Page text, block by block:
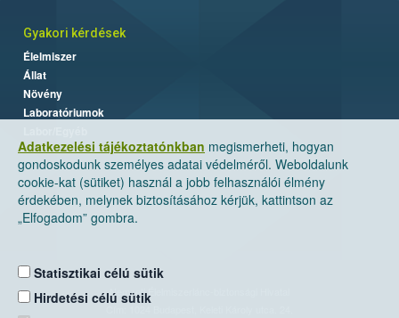
Adatkezelési tájékoztatónkban megismerheti, hogyan
gondoskodunk személyes adatai védelméről. Weboldalunk
cookie-kat (sütiket) használ a jobb felhasználói élmény
érdekében, melynek biztosításához kérjük, kattintson az
„Elfogadom” gombra.
Statisztikai célú sütik
Hirdetési célú sütik
Gyakori kérdések
Élelmiszer
Állat
Növény
Laboratóriumok
Nemzeti Élelmiszerlánc-biztonsági Hivatal